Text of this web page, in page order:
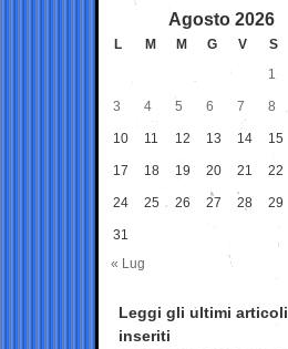
Agosto 2026
L M M G V S
1
3 4 5 6 7 8
10 11 12 13 14 15
17 18 19 20 21 22
24 25 26 27 28 29
31
« Lug
Leggi gli ultimi articoli
inseriti